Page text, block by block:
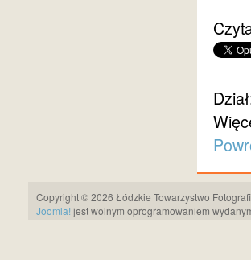
Copyright © 2026 Łódzkie Towarzystwo
Joomla! jest wolnym oprogramowaniem